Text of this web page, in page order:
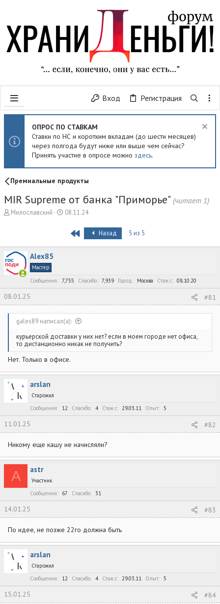
Вход Регистрация
ОПРОС ПО СТАВКАМ
Ставки по НС и коротким вкладам (до шести месяцев)
через полгода будут ниже или выше чем сейчас?
Принять участие в опросе можно здесь.
Премиальные продукты
MIR Supreme от банка "Приморье" (читает 1)
А
р
т
е
м
Милославский
Д
н
л
08.11.24
First Назад 5 из 5
Alex85
Мастер
Сообщения
7,755 Спасибо 7,939 Город Москва Стаж c 08.10.20
08.01.25 #81
gales89 написал(а):
курьерской доставки у них нет? если в моем городе нет офиса,
то дистанционно никак не получить?
Нет. Только в офисе.
arslan
Старожил
Сообщения
12 Спасибо 4 Стаж c 29.03.11 Опыт 5
11.01.25 #82
Никому еще кашу не начисляли?
A astr
Участник
Сообщения
67 Спасибо 31
14.01.25 #83
По идее, не позже 22го должна быть
arslan
Старожил
Сообщения
12 Спасибо 4 Стаж c 29.03.11 Опыт 5
15.01.25 #84